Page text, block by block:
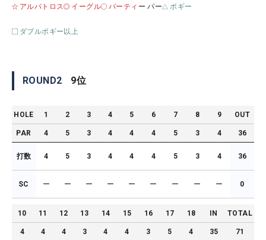
アルバトロス イーグル バーティ ー パー ボギー
ダブルボギー以上
ROUND2 9位
HOLE 1 2 3 4 5 6 7 8 9 OUT
PAR 4 5 3 4 4 4 5 3 4 36
打数 4 5 3 4 4 4 5 3 4 36
SC ー ー ー ー ー ー ー ー ー 0
10 11 12 13 14 15 16 17 18 IN TOTAL
4 4 4 3 4 4 3 5 4 35 71